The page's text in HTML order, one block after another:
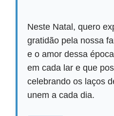
Neste Natal, quero
gratidão pela nossa
e o amor dessa
em cada lar e que
celebrando os laços
unem a cada dia.